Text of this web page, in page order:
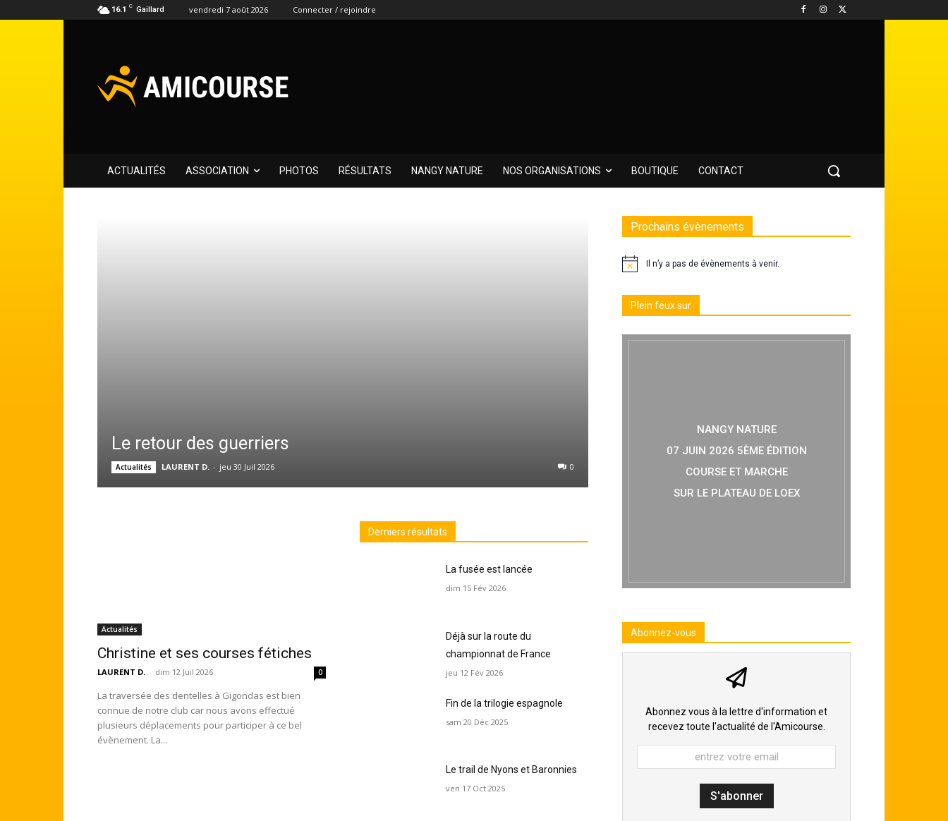
16.1 C Gaillard vendredi 7 août 2026 Connecter / rejoindre
ACTUALITÉS ASSOCIATION PHOTOS RÉSULTATS NANGY NATURE NOS ORGANISATIONS BOUTIQUE CONTACT
Le retour des guerriers
Actualités LAURENT D. - jeu 30 Juil 2026 0
Actualités
Christine et ses courses fétiches
LAURENT D. - dim 12 Juil 2026 0
La traversée des dentelles à Gigondas est bien
connue de notre club car nous avons effectué
plusieurs déplacements pour participer à ce bel
évènement. La...
Derniers résultats
La fusée est lancée
dim 15 Fév 2026
Déjà sur la route du
championnat de France
jeu 12 Fév 2026
Fin de la trilogie espagnole
sam 20 Déc 2025
Le trail de Nyons et Baronnies
ven 17 Oct 2025
Prochains évènements
Il n’y a pas de évènements à venir.
Plein feux sur
NANGY NATURE
07 JUIN 2026 5ÈME ÉDITION
COURSE ET MARCHE
SUR LE PLATEAU DE LOEX
Abonnez-vous
Abonnez vous à la lettre d'information et
recevez toute l'actualité de l'Amicourse.